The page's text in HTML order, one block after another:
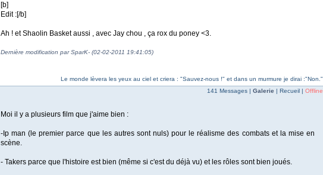
[b]
Edit :[/b]
Ah ! et Shaolin Basket aussi , avec Jay chou , ça rox du poney <3.
Dernière modification par SparK- (02-02-2011 19:41:05)
Le monde lèvera les yeux au ciel et criera : "Sauvez-nous !" et dans un murmure je dirai :"Non."
141 Messages | Galerie | Recueil | Offline
Moi il y a plusieurs film que j'aime bien :
-Ip man (le premier parce que les autres sont nuls) pour le réalisme des combats et la mise en
scène.
- Takers parce que l'histoire est bien (même si c'est du déjà vu) et les rôles sont bien joués.